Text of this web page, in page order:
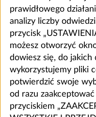
prawidłowego
analizy liczby
przycisk
możesz otworzyć
dowiesz się, do jakich
wykorzystujemy pliki
potwierdzić swoje
od razu
przyciskiem